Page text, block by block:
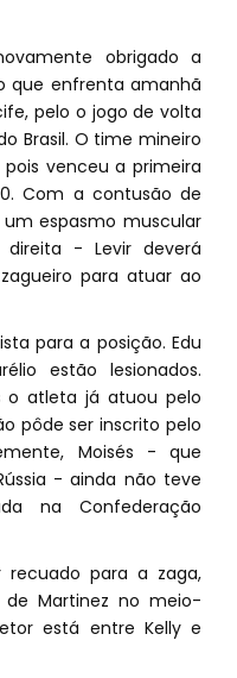
obrigado a
que enfrenta amanhã
pelo o jogo de volta
Brasil. O time mineiro
venceu a primeira
Com a contusão de
espasmo muscular
- Levir deverá
para atuar ao
para a posição. Edu
estão lesionados.
o atleta já atuou pelo
pôde ser inscrito pelo
Moisés - que
- ainda não teve
na Confederação
recuado para a zaga,
Martinez no meio-
está entre Kelly e